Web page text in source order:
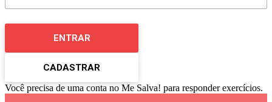
ENTRAR
CADASTRAR
Você precisa de uma conta no Me Salva! para responder exercícios.